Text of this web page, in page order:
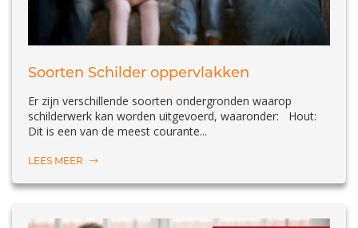
Soorten Schilder oppervlakken
Er zijn verschillende soorten ondergronden waarop
schilderwerk kan worden uitgevoerd, waaronder: Hout:
Dit is een van de meest courante...
LEES MEER